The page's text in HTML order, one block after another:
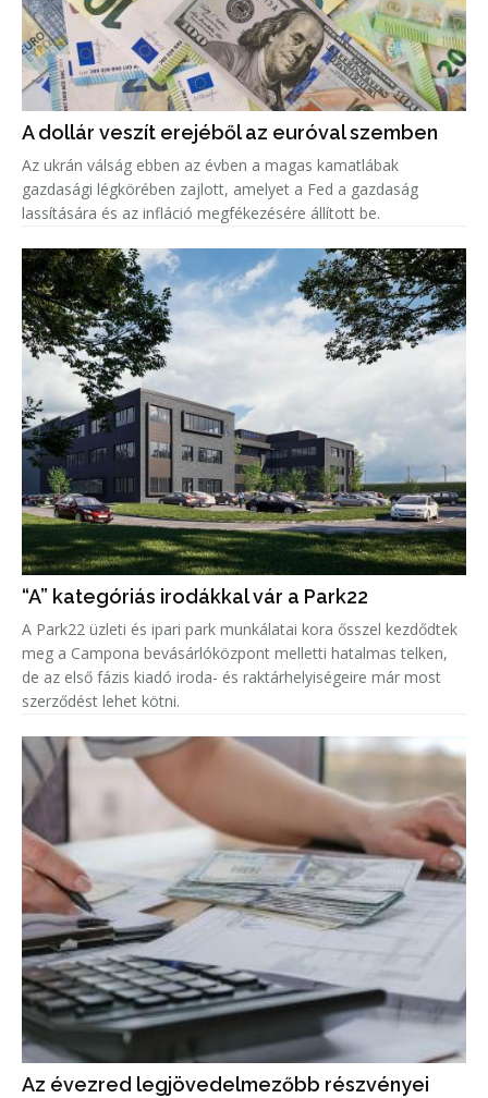
A dollár veszít erejéből az euróval szemben
Az ukrán válság ebben az évben a magas kamatlábak
gazdasági légkörében zajlott, amelyet a Fed a gazdaság
lassítására és az infláció megfékezésére állított be.
“A” kategóriás irodákkal vár a Park22
A Park22 üzleti és ipari park munkálatai kora ősszel kezdődtek
meg a Campona bevásárlóközpont melletti hatalmas telken,
de az első fázis kiadó iroda- és raktárhelyiségeire már most
szerződést lehet kötni.
Az évezred legjövedelmezőbb részvényei